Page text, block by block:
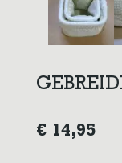
€ 14,95